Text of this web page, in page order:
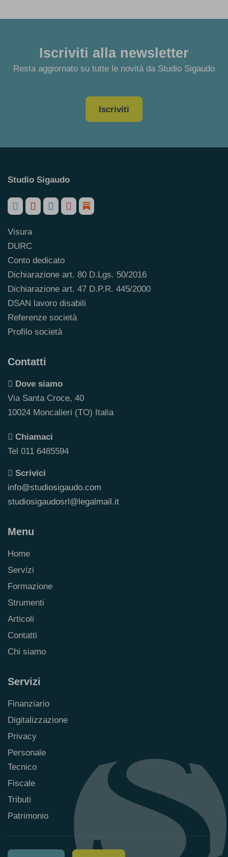
Iscriviti alla newsletter
Resta aggiornato su tutte le novità da Studio Sigaudo
Iscriviti
Studio Sigaudo
Visura
DURC
Conto dedicato
Dichiarazione art. 80 D.Lgs. 50/2016
Dichiarazione art. 47 D.P.R. 445/2000
DSAN lavoro disabili
Referenze società
Profilo società
Contatti
Dove siamo
Via Santa Croce, 40
10024 Moncalieri (TO) Italia
Chiamaci
Tel 011 6485594
Scrivici
info@studiosigaudo.com
studiosigaudosrl@legalmail.it
Menu
Home
Servizi
Formazione
Strumenti
Articoli
Contatti
Chi siamo
Servizi
Finanziario
Digitalizzazione
Privacy
Personale
Tecnico
Fiscale
Tributi
Patrimonio